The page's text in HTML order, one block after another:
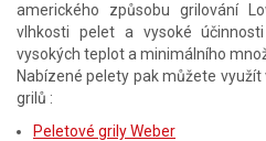
amerického způsobu grilování
vlhkosti pelet a vysoké
vysokých teplot a minimálního
Nabízené pelety pak můžete
grilů :
Peletové grily Weber